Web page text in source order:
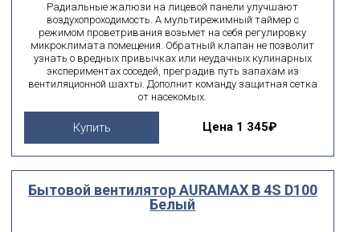
Радиальные жалюзи на лицевой панели улучшают
воздухопроходимость. А мультирежимный таймер с
режимом проветривания возьмет на себя регулировку
микроклимата помещения. Обратный клапан не позволит
узнать о вредных привычках или неудачных кулинарных
экспериментах соседей, преградив путь запахам из
вентиляционной шахты. Дополнит команду защитная сетка
от насекомых.
Купить Цена 1 345₽
Бытовой вентилятор AURAMAX B 4S D100
Белый